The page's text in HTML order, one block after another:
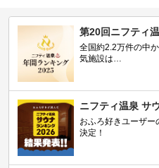
第20回ニフティ
全国約2.2万件の中
気施設は…
ニフティ温泉 サ
おふろ好きユーザ
決定！